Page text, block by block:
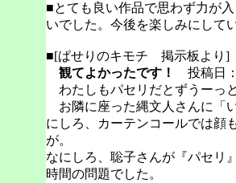
■とても良い作品で思わず力が
いでした。今後を楽しみにし
■[ぱせりのキモチ 掲示板より]
観てよかったです！
投稿日：
わたしもパセリだとずうーっ
お隣に座った縄文人さんに「
にしろ、カーテンコールでは顔
が。
なにしろ、聡子さんが『パセリ
時間の問題でした。